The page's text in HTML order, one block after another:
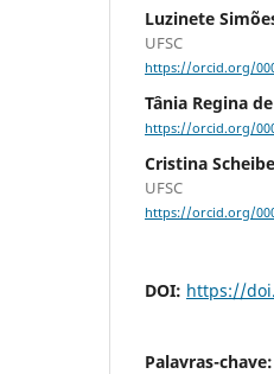
Luzinete
UFSC
https://orcid.org/
Tânia Regina
https://orcid.org/
Cristina
UFSC
https://orcid.org/
DOI: https://
Palavras-chave: